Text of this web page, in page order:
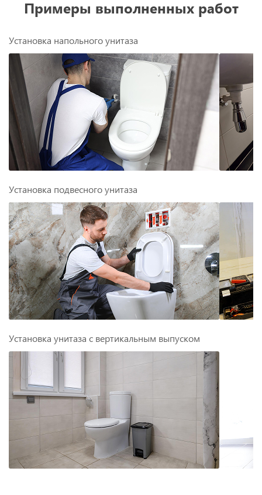
Примеры выполненных работ
Установка напольного унитаза
Установка подвесного унитаза
Установка унитаза с вертикальным выпуском